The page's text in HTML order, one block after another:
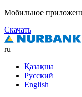
Мобильное
Скачать
ru
Қазақша
Русский
English